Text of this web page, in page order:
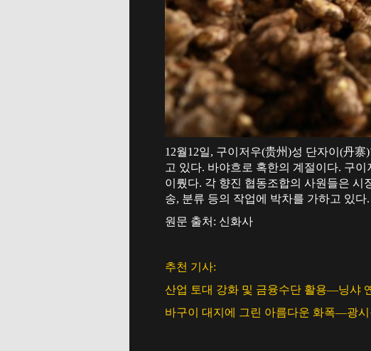
12월12일, 구이저우(贵州)성 단자이(丹
고 있다. 바야흐로 혹한의 계절이다. 구
이뤘다. 각 향진 협동조합의 사원들은 시
송, 분류 등의 작업에 박차를 가하고 있
원문 출처: 신화사
추천 기사:
산업 토대 강화 및 금융수단 활용—닝샤
바구이 대지에 그린 아름다운 화폭—광